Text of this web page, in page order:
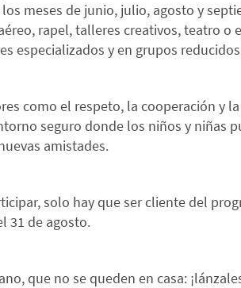
meses de junio, julio, agosto y
rapel, talleres creativos, teatro
especializados y en grupos
como el respeto, la cooperación y
seguro donde los niños y niñas
amistades.
solo hay que ser cliente del
31 de agosto.
que no se queden en casa: